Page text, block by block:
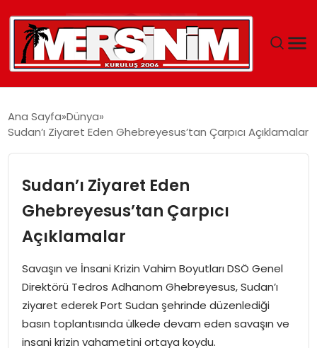
GÜNCEL
SAĞLIK
SPOR
EKONOMI
Ana Sayfa Dünya
Sudan’ı Ziyaret Eden Ghebreyesus’tan Çarpıcı Açıklamalar
Sudan’ı Ziyaret Eden
Ghebreyesus’tan Çarpıcı
Açıklamalar
Savaşın ve İnsani Krizin Vahim Boyutları DSÖ Genel
Direktörü Tedros Adhanom Ghebreyesus, Sudan’ı
ziyaret ederek Port Sudan şehrinde düzenlediği
basın toplantısında ülkede devam eden savaşın ve
insani krizin vahametini ortaya koydu.